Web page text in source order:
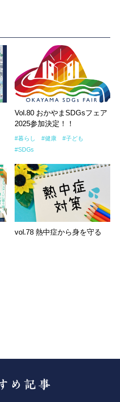
Vol.80 おかやまSDGsフェア
2025参加決定！！
#暮らし #健康
#子ども
#SDGs
vol.78 熱中症から身を守る